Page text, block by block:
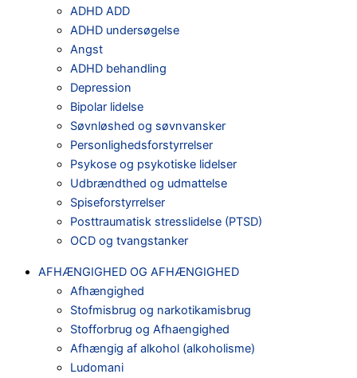
ADHD ADD
ADHD undersøgelse
Angst
ADHD behandling
Depression
Bipolar lidelse
Søvnløshed og søvnvansker
Personlighedsforstyrrelser
Psykose og psykotiske lidelser
Udbrændthed og udmattelse
Spiseforstyrrelser
Posttraumatisk stresslidelse (PTSD)
OCD og tvangstanker
AFHÆNGIGHED OG AFHÆNGIGHED
Afhængighed
Stofmisbrug og narkotikamisbrug
Stofforbrug og Afhaengighed
Afhængig af alkohol (alkoholisme)
Ludomani